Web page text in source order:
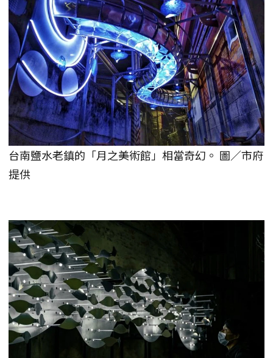
台南鹽水老鎮的「月之美術館」相當奇幻。 圖／市府
提供